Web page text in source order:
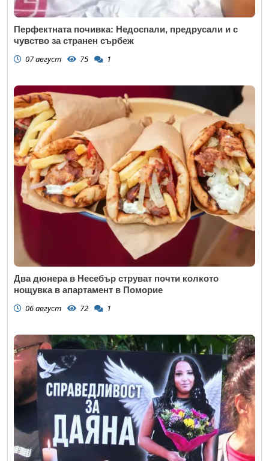
Перфектната почивка: Недоспали, предрусали и с
чувство за странен сърбеж
07 август 75 1
Два дюнера в Несебър струват почти колкото
нощувка в апартамент в Поморие
06 август 72 1